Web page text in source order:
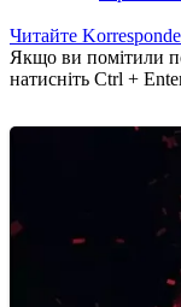
Читайте
Якщо ви помітили
натисніть Ctrl +